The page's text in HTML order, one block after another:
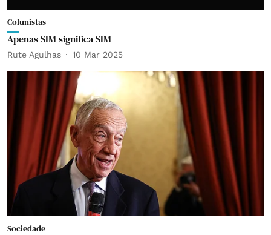
Colunistas
Apenas SIM significa SIM
Rute Agulhas 10 Mar 2025
Sociedade